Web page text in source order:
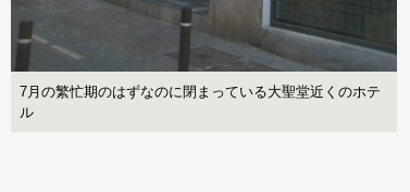
7月の繁忙期のはずなのに閉まっている大聖堂近くのホテ
ル